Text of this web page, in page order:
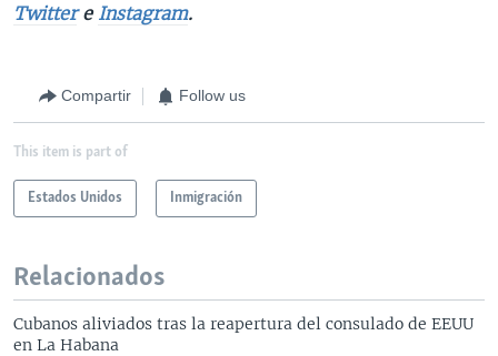
Twittere Instagram.
Compartir Follow us
This item is part of
Estados Unidos Inmigración
Relacionados
Cubanos aliviados tras la reapertura del consulado de EEUU
en La Habana